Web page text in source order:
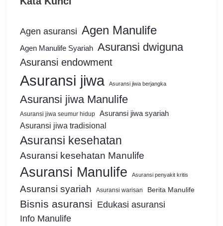
Agen asuransi Agen Manulife
Agen Manulife Syariah Asuransi dwiguna
Asuransi endowment
Asuransi jiwa Asuransi jiwa berjangka
Asuransi jiwa Manulife
Asuransi jiwa seumur hidup Asuransi jiwa syariah
Asuransi jiwa tradisional
Asuransi kesehatan
Asuransi kesehatan Manulife
Asuransi Manulife Asuransi penyakit kritis
Asuransi syariah Asuransi warisan Berita Manulife
Bisnis asuransi Edukasi asuransi
Info Manulife